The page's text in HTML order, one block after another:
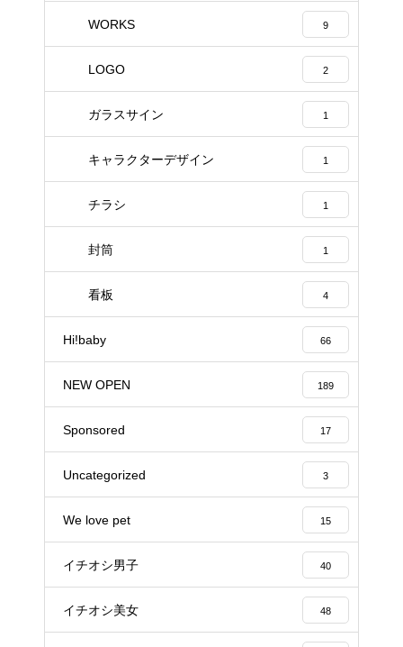
WORKS 9
LOGO 2
ガラスサイン 1
キャラクターデザイン 1
チラシ 1
封筒 1
看板 4
Hi!baby 66
NEW OPEN 189
Sponsored 17
Uncategorized 3
We love pet 15
イチオシ男子 40
イチオシ美女 48